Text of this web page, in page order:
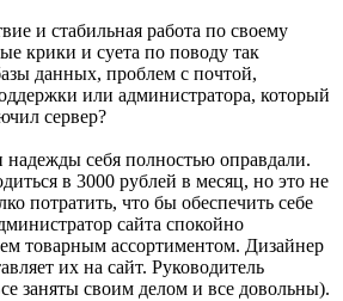
и стабильная работа по своему
крики и суета по поводу так
данных, проблем с почтой,
или администратора, который
сервер?
себя полностью оправдали.
в 3000 рублей в месяц, но это не
потратить, что бы обеспечить себе
сайта спокойно
товарным ассортиментом. Дизайнер
их на сайт. Руководитель
заняты своим делом и все довольны).